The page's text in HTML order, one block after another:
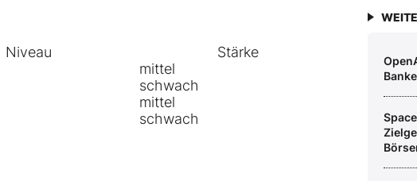
Niveau
Stärke
mittel
schwach
mittel
schwach